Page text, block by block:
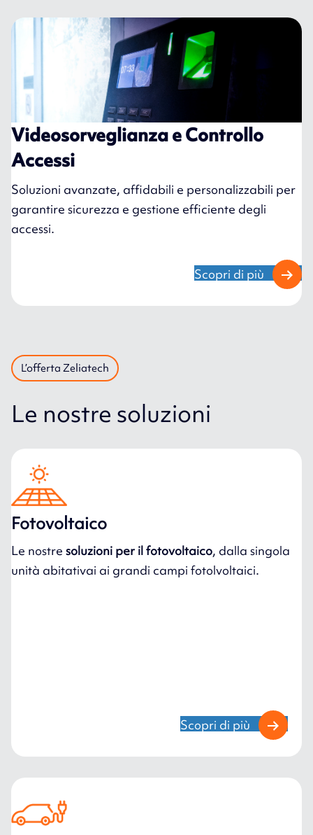
Videosorveglianza e Controllo
Accessi
Soluzioni avanzate, affidabili e personalizzabili per
garantire sicurezza e gestione efficiente degli
accessi.
Scopri di più
L’offerta Zeliatech
Le nostre soluzioni
Fotovoltaico
Le nostre soluzioni per il fotovoltaico, dalla singola
unità abitativai ai grandi campi fotolvoltaici.
Scopri di più